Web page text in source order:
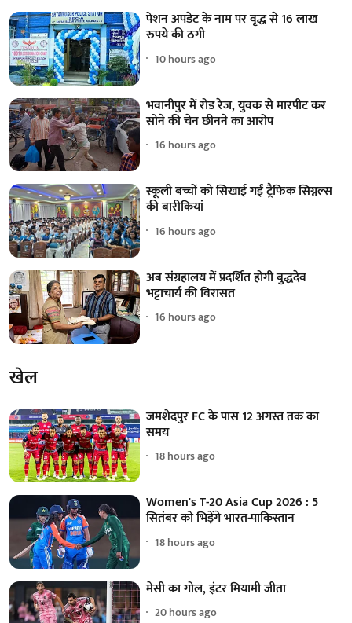
पेंशन अपडेट के नाम पर वृद्ध से 16 लाख
रुपये की ठगी
10 hours ago
भवानीपुर में रोड रेज, युवक से मारपीट कर
सोने की चेन छीनने का आरोप
16 hours ago
स्कूली बच्चों को सिखाई गईं ट्रैफिक सिग्नल्स
की बारीकियां
16 hours ago
अब संग्रहालय में प्रदर्शित होगी बुद्धदेव
भट्टाचार्य की विरासत
16 hours ago
खेल
जमशेदपुर FC के पास 12 अगस्त तक का
समय
18 hours ago
Women's T-20 Asia Cup 2026 : 5
सितंबर को भिड़ेंगे भारत-पाकिस्तान
18 hours ago
मेसी का गोल, इंटर मियामी जीता
20 hours ago